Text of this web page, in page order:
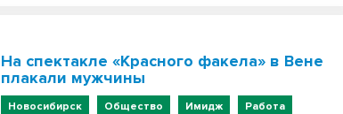
На спектакле «Красного факела» в Вене
плакали мужчины
Новосибирск Общество Имидж Работа